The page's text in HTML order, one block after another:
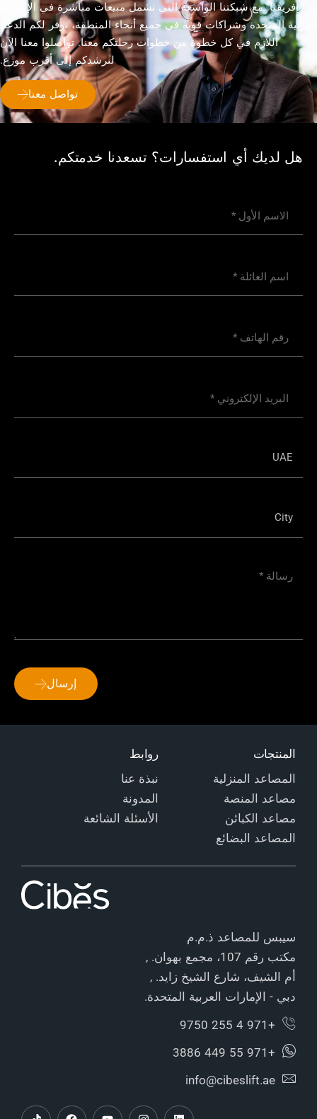
إفريقيا. مع شبكتنا الواسعة التي تشمل مبيعات مباشرة في الإمارات
المتحدة وشراكات قوية في جميع أنحاء المنطقة، نوفر لكم الدعم
اللازم في كل خطوة من خطوات رحلتكم معنا. تواصلوا معنا الآن
لنرشدكم إلى أقرب موزع.
تواصل معنا
المنتجات
المصاعد المنزلية
مصاعد المنصة
مصاعد الكبائن
المصاعد البضائع
روابط
نبذة عنا
المدونة
الأسئلة الشائعة
سيبس للمصاعد ذ.م.م
مكتب رقم 107، مجمع بهوان. ,
أم الشيف، شارع الشيخ زايد. ,
دبي - الإمارات العربية المتحدة.
+971 4 255 9750
+971 55 449 3886
info@cibeslift.ae
هل لديك أي استفسارات؟ تسعدنا خدمتكم.
إرسال